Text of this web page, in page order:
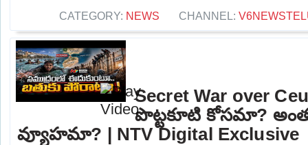
CATEGORY: NEWS CHANNEL:
Secret War over
పొట్టకూటి కోసమా?
వ్యూహమా? | NTV Digital Exclusive